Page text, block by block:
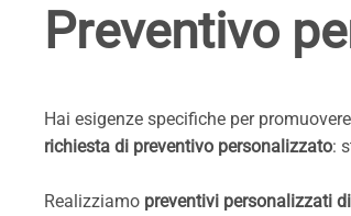
Preventivo
Hai esigenze specifiche per
richiesta di preventivo personalizzato:
Realizziamo preventivi personalizzati